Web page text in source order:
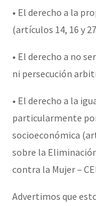
• El derecho a la
(artículos 14, 16 y
• El derecho a no
ni persecución
• El derecho a la
particularmente
socioeconómica
sobre la
contra la Mujer –
Advertimos que